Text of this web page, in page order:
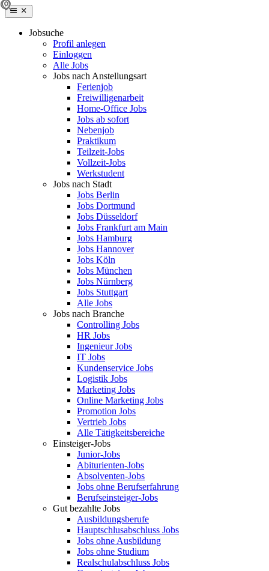
Jobsuche
Profil anlegen
Einloggen
Alle Jobs
Jobs nach Anstellungsart
Ferienjob
Freiwilligenarbeit
Home-Office Jobs
Jobs ab sofort
Nebenjob
Praktikum
Teilzeit-Jobs
Vollzeit-Jobs
Werkstudent
Jobs nach Stadt
Jobs Berlin
Jobs Dortmund
Jobs Düsseldorf
Jobs Frankfurt am Main
Jobs Hamburg
Jobs Hannover
Jobs Köln
Jobs München
Jobs Nürnberg
Jobs Stuttgart
Alle Jobs
Jobs nach Branche
Controlling Jobs
HR Jobs
Ingenieur Jobs
IT Jobs
Kundenservice Jobs
Logistik Jobs
Marketing Jobs
Online Marketing Jobs
Promotion Jobs
Vertrieb Jobs
Alle Tätigkeitsbereiche
Einsteiger-Jobs
Junior-Jobs
Abiturienten-Jobs
Absolventen-Jobs
Jobs ohne Berufserfahrung
Berufseinsteiger-Jobs
Gut bezahlte Jobs
Ausbildungsberufe
Hauptschlusabschluss Jobs
Jobs ohne Ausbildung
Jobs ohne Studium
Realschulabschluss Jobs